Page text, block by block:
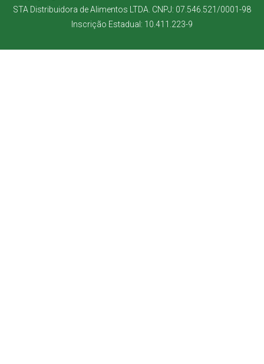
STA Distribuidora de Alimentos LTDA. CNPJ: 07.546.521/0001-98
Inscrição Estadual: 10.411.223-9